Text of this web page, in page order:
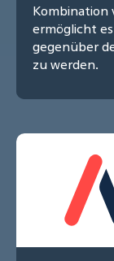
Kombination
ermöglicht
gegenüber
zu werden.